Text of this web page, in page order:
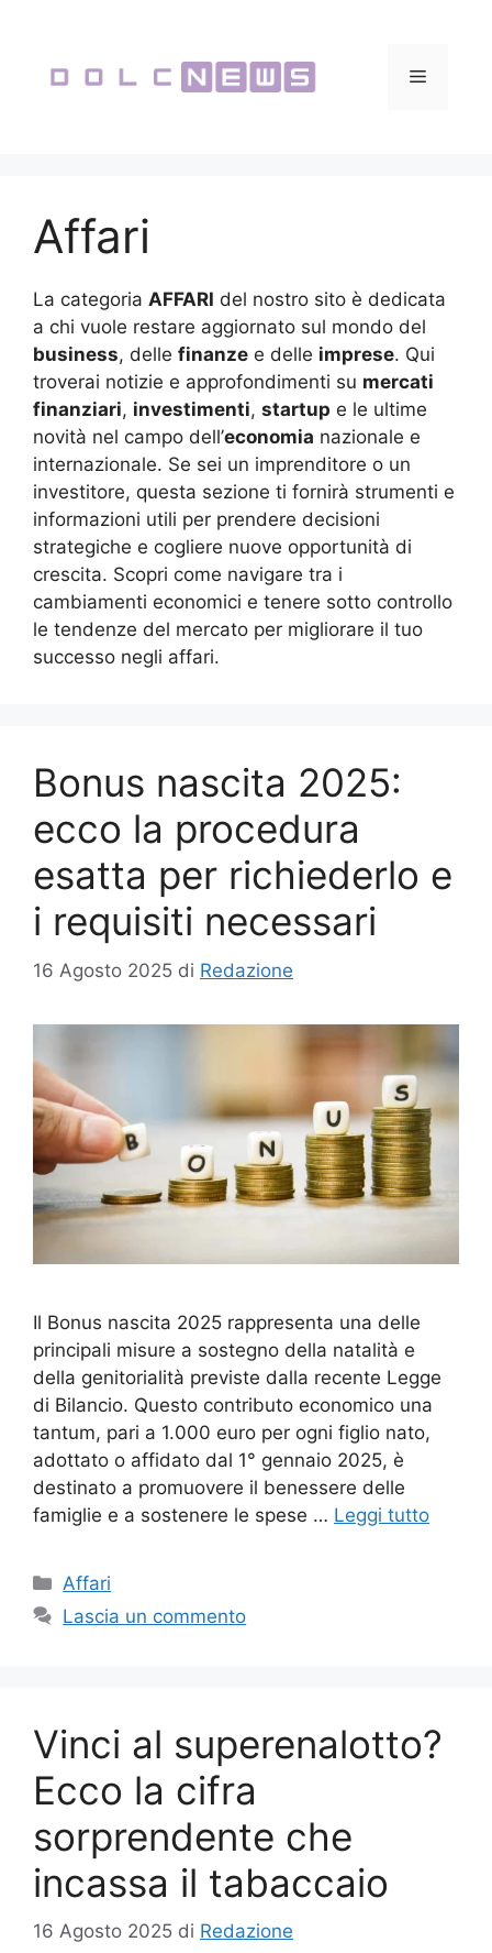
contenuto
Menu
Affari
La categoria AFFARI del nostro sito è dedicata
a chi vuole restare aggiornato sul mondo del
business, delle finanze e delle imprese. Qui
troverai notizie e approfondimenti su mercati
finanziari, investimenti, startup e le ultime
novità nel campo dell’economia nazionale e
internazionale. Se sei un imprenditore o un
investitore, questa sezione ti fornirà strumenti e
informazioni utili per prendere decisioni
strategiche e cogliere nuove opportunità di
crescita. Scopri come navigare tra i
cambiamenti economici e tenere sotto controllo
le tendenze del mercato per migliorare il tuo
successo negli affari.
Bonus nascita 2025:
ecco la procedura
esatta per richiederlo e
i requisiti necessari
16 Agosto 2025 di Redazione
Il Bonus nascita 2025 rappresenta una delle
principali misure a sostegno della natalità e
della genitorialità previste dalla recente Legge
di Bilancio. Questo contributo economico una
tantum, pari a 1.000 euro per ogni figlio nato,
adottato o affidato dal 1° gennaio 2025, è
destinato a promuovere il benessere delle
famiglie e a sostenere le spese … Leggi tutto
Categorie
Affari
Lascia un commento
Vinci al superenalotto?
Ecco la cifra
sorprendente che
incassa il tabaccaio
16 Agosto 2025 di Redazione